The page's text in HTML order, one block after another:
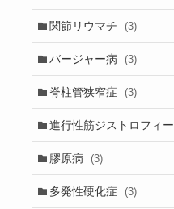
関節リウマチ (3)
バージャー病 (3)
脊柱管狭窄症 (3)
進行性筋ジストロフィー
膠原病 (3)
多発性硬化症 (3)